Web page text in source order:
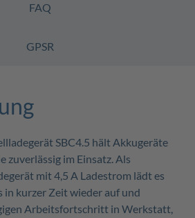
FAQ
GPSR
SBC4.5 hält Akkugeräte
zuverlässig im Einsatz. Als
mit 4,5 A Ladestrom lädt es
kurzer Zeit wieder auf und
Arbeitsfortschritt in Werkstatt,